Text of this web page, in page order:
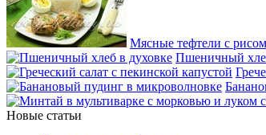
Мясные тефтели с
Пшеничный
Новые статьи